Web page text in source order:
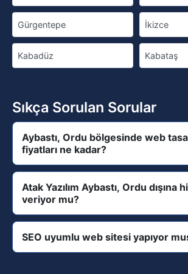
Gürgentepe İkizce
Kabadüz Kabataş
Sıkça Sorulan Sorular
Aybastı, Ordu bölgesinde web
fiyatları ne kadar?
Atak Yazılım Aybastı, Ordu dışına
veriyor mu?
SEO uyumlu web sitesi yapıyor